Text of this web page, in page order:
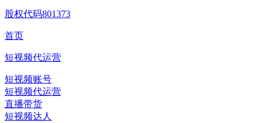
股权代码801373
首页
短视频代运营
短视频账号
短视频代运营
直播带货
短视频达人